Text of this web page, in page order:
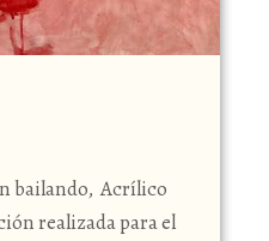
bailando, Acrílico
realizada para el